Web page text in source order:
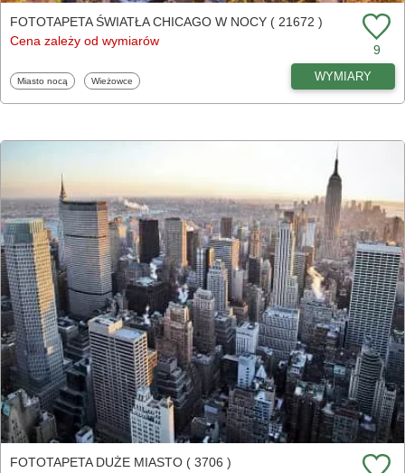
FOTOTAPETA ŚWIATŁA CHICAGO W NOCY ( 21672 )
Cena zależy od wymiarów
9
Fototapety
Miasto nocą Fototapety
Wieżowce WYMIARY
FOTOTAPETA DUŻE MIASTO ( 3706 )